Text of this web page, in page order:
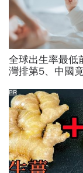
全球出生率最低
灣排第5、中國
經濟壓力成天然
PR